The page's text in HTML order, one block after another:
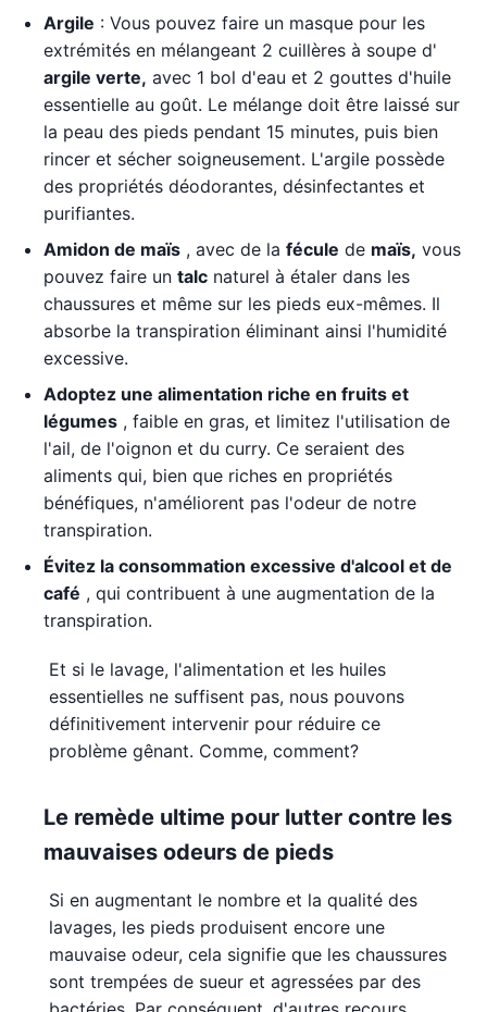
Argile : Vous pouvez faire un masque pour les
extrémités en mélangeant 2 cuillères à soupe d'
argile verte, avec 1 bol d'eau et 2 gouttes d'huile
essentielle au goût. Le mélange doit être laissé sur
la peau des pieds pendant 15 minutes, puis bien
rincer et sécher soigneusement. L'argile possède
des propriétés déodorantes, désinfectantes et
purifiantes.
Amidon de maïs , avec de la fécule de maïs, vous
pouvez faire un talc naturel à étaler dans les
chaussures et même sur les pieds eux-mêmes. Il
absorbe la transpiration éliminant ainsi l'humidité
excessive.
Adoptez une alimentation riche en fruits et
légumes , faible en gras, et limitez l'utilisation de
l'ail, de l'oignon et du curry. Ce seraient des
aliments qui, bien que riches en propriétés
bénéfiques, n'améliorent pas l'odeur de notre
transpiration.
Évitez la consommation excessive d'alcool et de
café , qui contribuent à une augmentation de la
transpiration.
Et si le lavage, l'alimentation et les huiles
essentielles ne suffisent pas, nous pouvons
définitivement intervenir pour réduire ce
problème gênant. Comme, comment?
Le remède ultime pour lutter contre les
mauvaises odeurs de pieds
Si en augmentant le nombre et la qualité des
lavages, les pieds produisent encore une
mauvaise odeur, cela signifie que les chaussures
sont trempées de sueur et agressées par des